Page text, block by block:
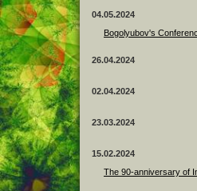
04.05.2024
Bogolyubov's
26.04.2024
02.04.2024
23.03.2024
15.02.2024
The 90-anniversary of